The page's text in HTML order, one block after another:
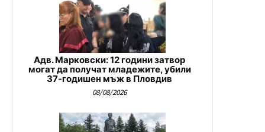
Адв. Марковски: 12 години затвор
могат да получат младежите, убили
37-годишен мъж в Пловдив
08/08/2026